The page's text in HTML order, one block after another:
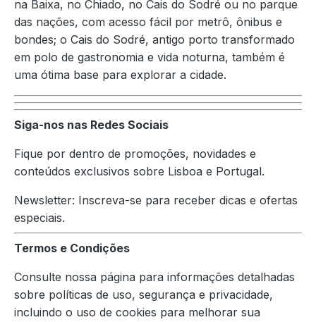
na Baixa, no Chiado, no Cais do Sodré ou no parque
das nações, com acesso fácil por metrô, ônibus e
bondes; o Cais do Sodré, antigo porto transformado
em polo de gastronomia e vida noturna, também é
uma ótima base para explorar a cidade.
Siga-nos nas Redes Sociais
Fique por dentro de promoções, novidades e
conteúdos exclusivos sobre Lisboa e Portugal.
Newsletter: Inscreva-se para receber dicas e ofertas
especiais.
Termos e Condições
Consulte nossa página para informações detalhadas
sobre políticas de uso, segurança e privacidade,
incluindo o uso de cookies para melhorar sua